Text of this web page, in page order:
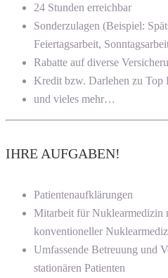
24 Stunden erreichbar
Sonderzulagen (Beispiel:
Feiertagsarbeit,
Rabatte auf diverse
Kredit bzw. Darlehen zu Top
und vieles mehr…
IHRE AUFGABEN!
Patientenaufklärungen
Mitarbeit für Nuklearmedizin
konventioneller
Umfassende Betreuung und
stationären Patienten